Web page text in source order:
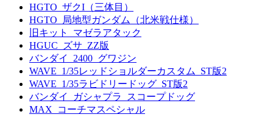
HGTO_ザクI（三体目）
HGTO_局地型ガンダム（北米戦仕様）
旧キット_マゼラアタック
HGUC_ズサ_ZZ版
バンダイ_2400_グワジン
WAVE_1/35レッドショルダーカスタム_ST版2
WAVE_1/35ラビドリードッグ_ST版2
バンダイ_ガシャプラ_スコープドッグ
MAX_コーチマスペシャル